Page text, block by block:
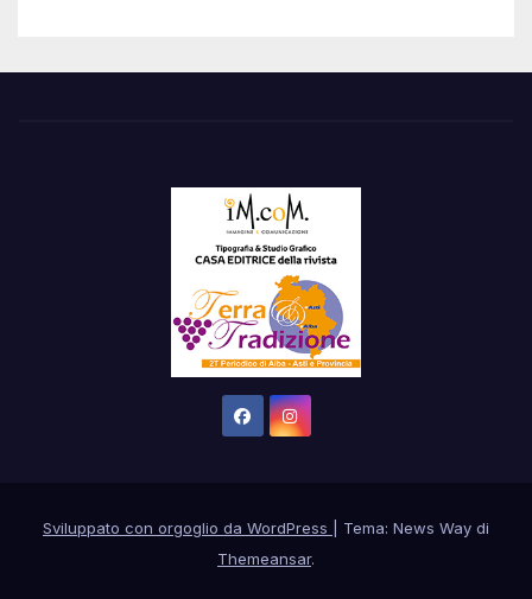
Sviluppato con orgoglio da WordPress
Tema: News Way di
Themeansar.